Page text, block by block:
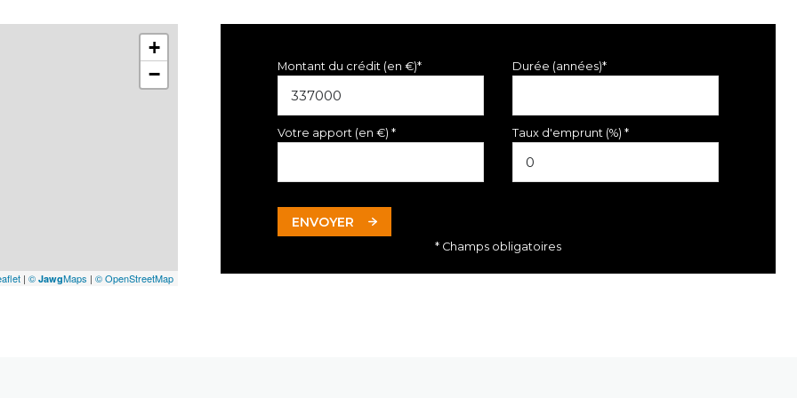
+
−
| © JawgMaps | © OpenStreetMap
Montant du crédit (en €)* Durée (années)*
Votre apport (en €) * Taux d'emprunt (%) *
ENVOYER
* Champs obligatoires